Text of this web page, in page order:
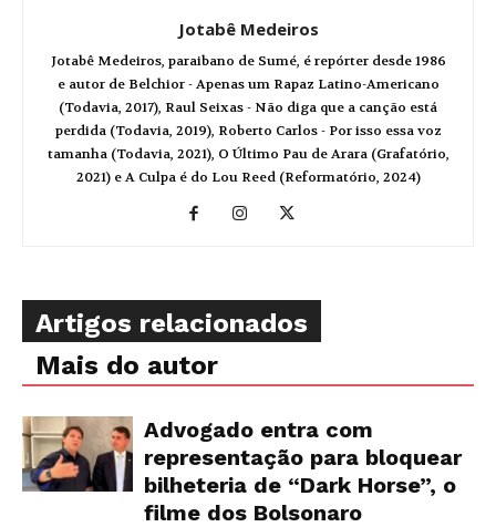
Jotabê Medeiros
Jotabê Medeiros, paraibano de Sumé, é repórter desde 1986
e autor de Belchior - Apenas um Rapaz Latino-Americano
(Todavia, 2017), Raul Seixas - Não diga que a canção está
perdida (Todavia, 2019), Roberto Carlos - Por isso essa voz
tamanha (Todavia, 2021), O Último Pau de Arara (Grafatório,
2021) e A Culpa é do Lou Reed (Reformatório, 2024)
Artigos relacionados
Mais do autor
Advogado entra com
representação para bloquear
bilheteria de “Dark Horse”, o
filme dos Bolsonaro